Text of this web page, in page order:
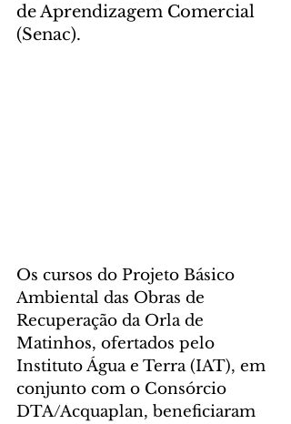
de Aprendizagem Comercial
(Senac).
Os cursos do Projeto Básico
Ambiental das Obras de
Recuperação da Orla de
Matinhos, ofertados pelo
Instituto Água e Terra (IAT), em
conjunto com o Consórcio
DTA/Acquaplan, beneficiaram